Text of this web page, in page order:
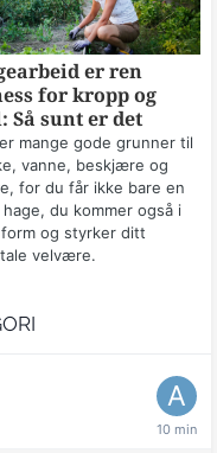
er ren
for kropp og
Så sunt er det
mange gode grunner til
vanne, beskjære og
for du får ikke bare en
du kommer også i
og styrker ditt
velvære.